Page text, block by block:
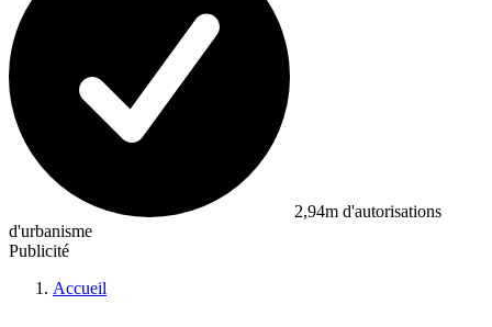
2,94m d'autorisations
d'urbanisme
Publicité
Accueil